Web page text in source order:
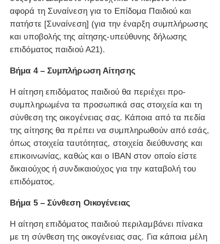
αφορά τη Συναίνεση για το Επίδομα Παιδιού και
πατήστε [Συναίνεση] (για την έναρξη συμπλήρωσης
και υποβολής της αίτησης-υπεύθυνης δήλωσης
επιδόματος παιδιού Α21).
Βήμα 4 – Συμπλήρωση Αίτησης
Η αίτηση επιδόματος παιδιού θα περιέχει προ-
συμπληρωμένα τα προσωπικά σας στοιχεία και τη
σύνθεση της οικογένειας σας. Κάποια από τα πεδία
της αίτησης θα πρέπει να συμπληρωθούν από εσάς,
όπως στοιχεία ταυτότητας, στοιχεία διεύθυνσης και
επικοινωνίας, καθώς και o ΙΒΑΝ στον οποίο είστε
δικαιούχος ή συνδικαιούχος για την καταβολή του
επιδόματος.
Βήμα 5 – Σύνθεση Οικογένειας
Η αίτηση επιδόματος παιδιού περιλαμβάνει πίνακα
με τη σύνθεση της οικογένειας σας. Για κάποια μέλη